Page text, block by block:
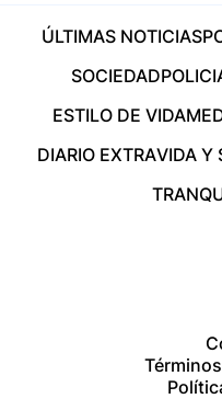
ÚLTIMAS NOTICIAS
SOCIEDAD
ESTILO DE VIDA
DIARIO EXTRAVIDA Y